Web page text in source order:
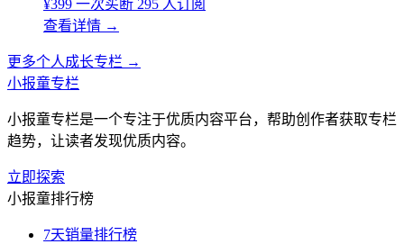
¥399 一次买断 295 人订阅
查看详情 →
更多个人成长专栏 →
小报童专栏
小报童专栏是一个专注于优质内容平台，帮助创作者获取专栏
趋势，让读者发现优质内容。
立即探索
小报童排行榜
7天销量排行榜